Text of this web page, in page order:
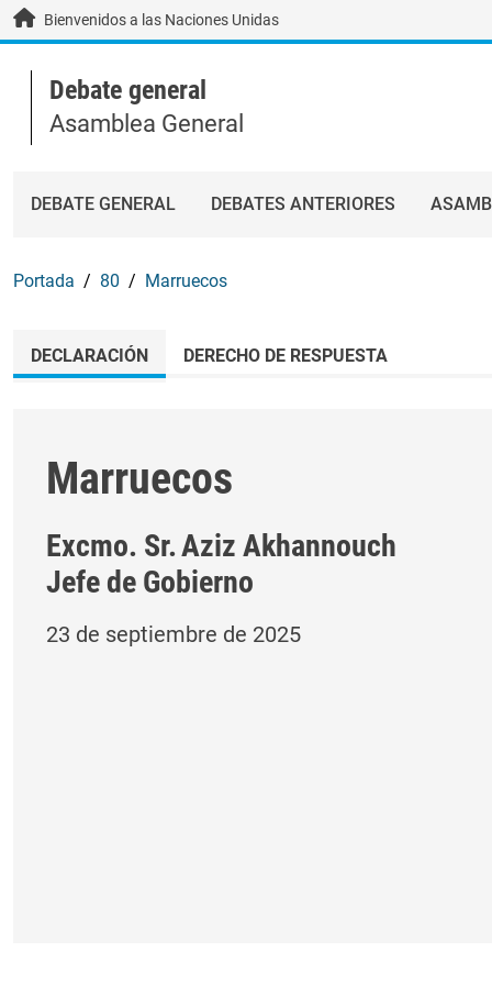
Skip to main content / navigation
Bienvenidos a las Naciones Unidas
Debate general
Asamblea General
DEBATE GENERAL DEBATES ANTERIORES
Portada 80 Marruecos
DECLARACIÓN DERECHO DE RESPUESTA
Marruecos
Excmo. Sr.Aziz Akhannouch
Jefe de Gobierno
23 de septiembre de 2025